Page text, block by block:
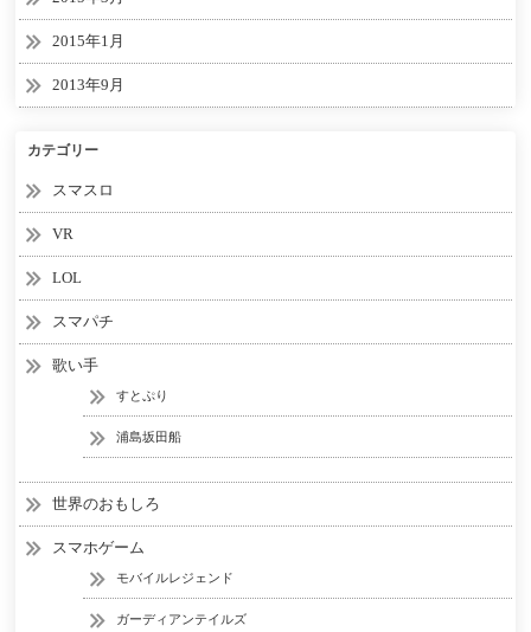
2015年1月
2013年9月
カテゴリー
スマスロ
VR
LOL
スマパチ
歌い手
すとぷり
浦島坂田船
世界のおもしろ
スマホゲーム
モバイルレジェンド
ガーディアンテイルズ